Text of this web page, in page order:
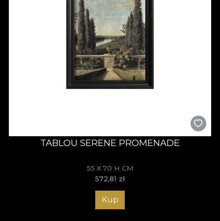
TABLOU SERENE PROMENADE
55 X 70 H CM
572,81 zł
Kup